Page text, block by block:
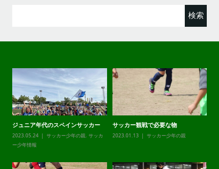
ジュニア年代のスペインサッカー
2023.05.24 サッカー少年の親, サッカ
ー少年情報
サッカー観戦で必要な物
2023.01.13 サッカー少年の親